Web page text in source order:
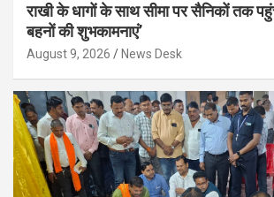
राखी के धागों के साथ सीमा पर सैनिकों तक
बहनों की शुभकामनाएं’
August 9, 2026 News Desk